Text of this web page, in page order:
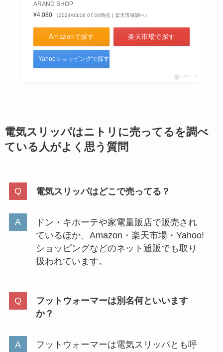
ARAND SHOP
¥4,080
（2024/03/16 07:00時点 | 楽天市場調べ）
Amazonで探す 楽天市場で探す
Yahooショッピングで探す
ポチップ
電気スリッパはニトリに売ってるを調べ
ている人がよく思う質問
電気スリッパはどこで売ってる？
ドン・キホーテや家電量販店で販売され
ているほか、Amazon・楽天市場・Yahoo!
ショッピングなどのネット通販でも取り
扱われています。
フットウォーマーは別名何といいます
か？
フットウォーマーは電気スリッパとも呼